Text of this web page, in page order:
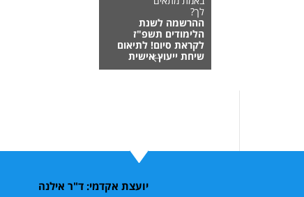
לך?
ההרשמה לשנת
הלימודים תשפ"ז
לקראת סיום! לתיאום
שיחת ייעוץ אישית
יועצת אקדמי: ד"ר אילנה